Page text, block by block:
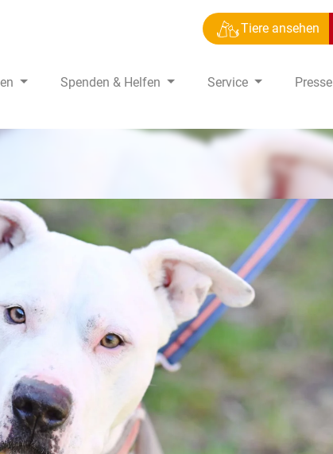
Tiere ansehen
Spenden & Helfen Service Presse